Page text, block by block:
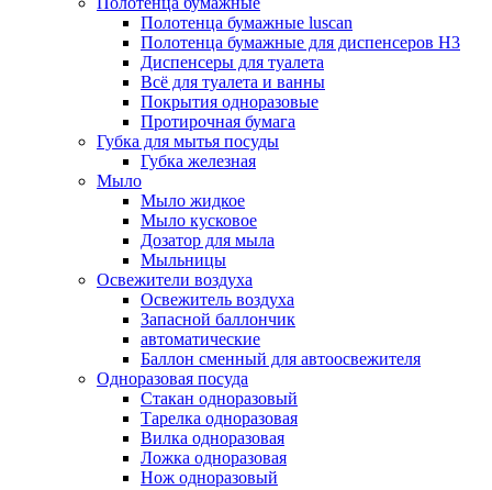
Полотенца бумажные luscan
Полотенца бумажные для диспенсеров H3
Диспенсеры для туалета
Всё для туалета и ванны
Покрытия одноразовые
Протирочная бумага
Губка для мытья посуды
Губка железная
Мыло
Мыло жидкое
Мыло кусковое
Дозатор для мыла
Мыльницы
Освежители воздуха
Освежитель воздуха
Запасной баллончик
автоматические
Баллон сменный для автоосвежителя
Одноразовая посуда
Стакан одноразовый
Тарелка одноразовая
Вилка одноразовая
Ложка одноразовая
Нож одноразовый